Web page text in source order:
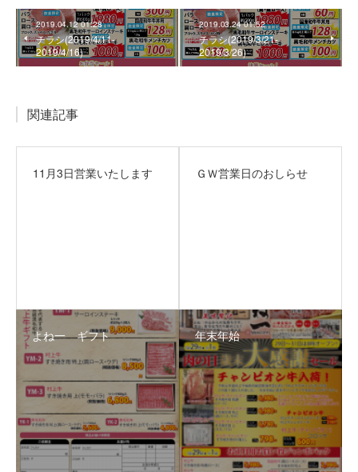
2019.04.12 01:28
チラシ(2019/4/11‐
2019/4/16)
2019.03.24 01:52
チラシ(2019/3/21‐
2019/3/26)
関連記事
11月3日営業いたします ＧＷ営業日のおしらせ
よね一 ギフト 年末年始